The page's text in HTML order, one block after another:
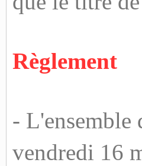
Règlement
- L'ensemble
vendredi 16